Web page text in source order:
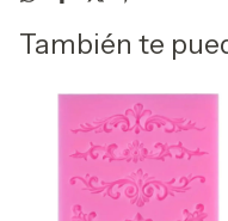
También te